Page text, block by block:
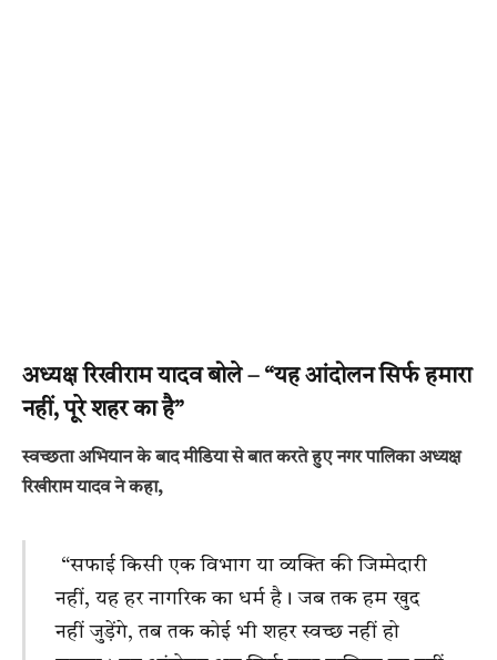
अध्यक्ष रिखीराम यादव बोले – “यह आंदोलन सिर्फ हमारा
नहीं, पूरे शहर का है”
स्वच्छता अभियान के बाद मीडिया से बात करते हुए नगर पालिका अध्यक्ष
रिखीराम यादव ने कहा,
“सफाई किसी एक विभाग या व्यक्ति की जिम्मेदारी
नहीं, यह हर नागरिक का धर्म है। जब तक हम खुद
नहीं जुड़ेंगे, तब तक कोई भी शहर स्वच्छ नहीं हो